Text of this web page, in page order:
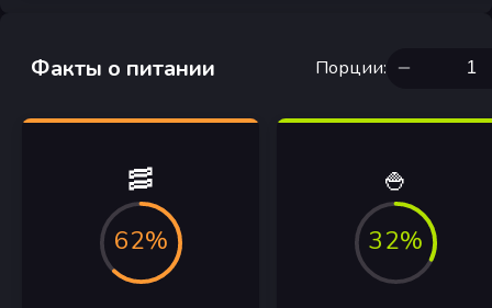
Факты о питании Порции:
🥓
62%
🍚
32%